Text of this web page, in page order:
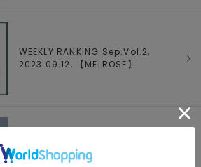
WEEKLY RANKING Sep.Vol.2,
2023.09.12, 【 MELROSE 】
"NAVY" FOR AUTUMN, 2023.09.07,
【 martinique】